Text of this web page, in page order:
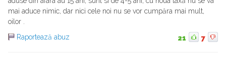
mai aduce nimic, dar nici cele noi nu se vor cumpăra mai mult,
oilor .
Raportează abuz
21 7